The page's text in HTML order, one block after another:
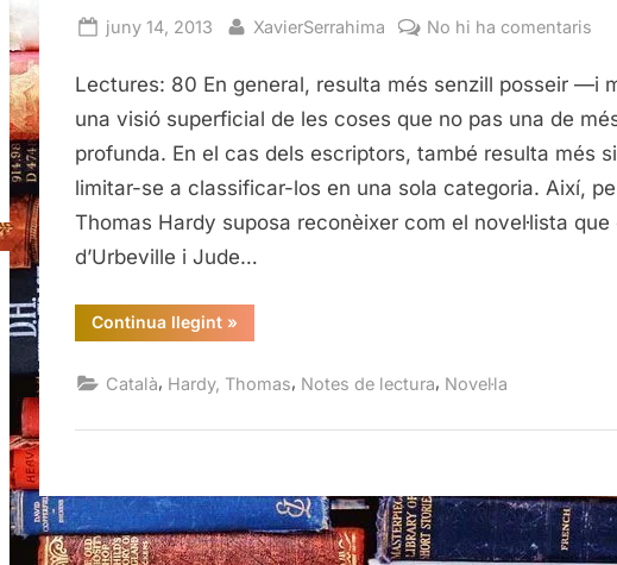
Posted
juny 14, 2013 By
XavierSerrahima No hi ha comentaris
del
del
Lectures: 80 En general, resulta més senzill posseir —i
una visió superficial de les coses que no pas una de
profunda. En el cas dels escriptors, també resulta més
limitar-se a classificar-los en una sola categoria. Així,
Thomas Hardy suposa reconèixer com el novel·lista que
d’Urbeville i Jude…
Continua llegint“Lluny
del
món,
»
Català, Hardy, Thomas, Notes de lectura, Novel·la